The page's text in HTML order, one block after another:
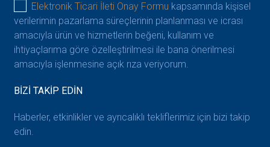
Elektronik Ticari İleti Onay Formu kapsamında kişisel
verilerimin pazarlama süreçlerinin planlanması ve icrası
amacıyla ürün ve hizmetlerin beğeni, kullanım ve
ihtiyaçlarıma göre özelleştirilmesi ile bana önerilmesi
amacıyla işlenmesine açık rıza veriyorum.
BİZİ TAKİP EDİN
Haberler, etkinlikler ve ayrıcalıklı tekliflerimiz için bizi takip
edin.